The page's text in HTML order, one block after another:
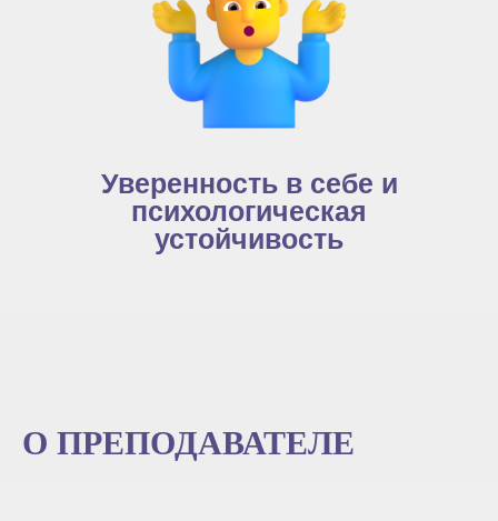
Уверенность в себе и
психологическая
устойчивость
О ПРЕПОДАВАТЕЛЕ